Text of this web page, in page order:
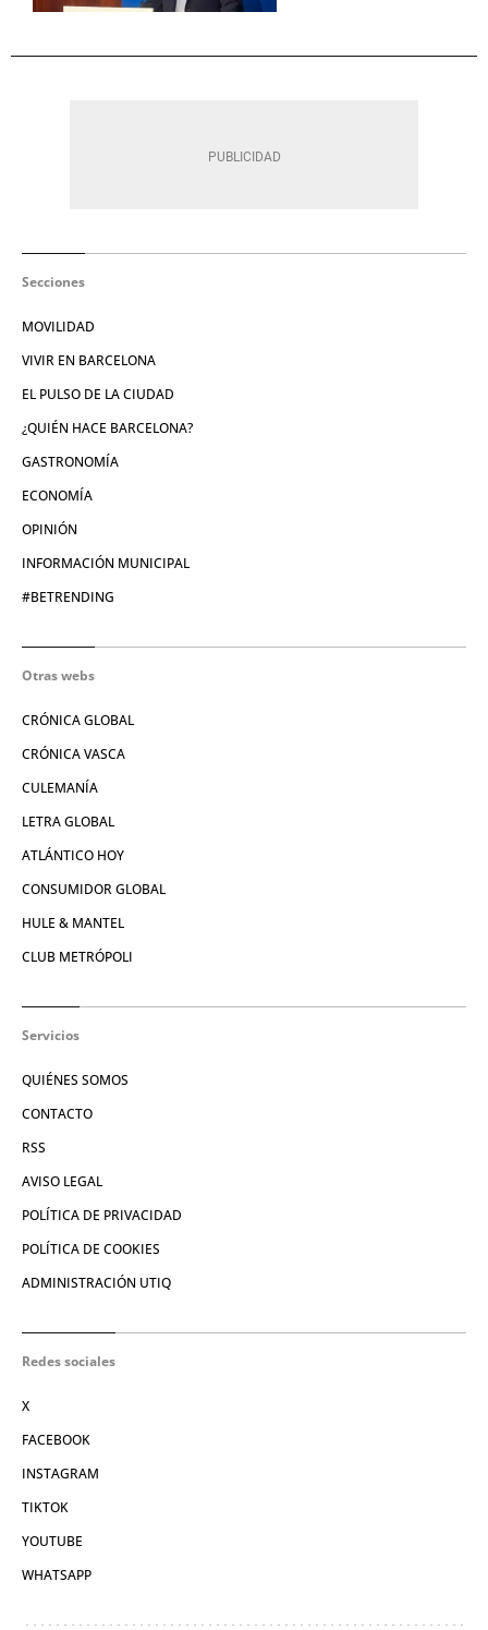
Secciones
MOVILIDAD
VIVIR EN BARCELONA
EL PULSO DE LA CIUDAD
¿QUIÉN HACE BARCELONA?
GASTRONOMÍA
ECONOMÍA
OPINIÓN
INFORMACIÓN MUNICIPAL
#BETRENDING
Otras webs
CRÓNICA GLOBAL
CRÓNICA VASCA
CULEMANÍA
LETRA GLOBAL
ATLÁNTICO HOY
CONSUMIDOR GLOBAL
HULE & MANTEL
CLUB METRÓPOLI
Servicios
QUIÉNES SOMOS
CONTACTO
RSS
AVISO LEGAL
POLÍTICA DE PRIVACIDAD
POLÍTICA DE COOKIES
ADMINISTRACIÓN UTIQ
Redes sociales
X
FACEBOOK
INSTAGRAM
TIKTOK
YOUTUBE
WHATSAPP